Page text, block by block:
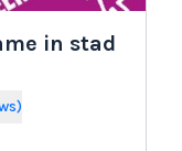
in stad